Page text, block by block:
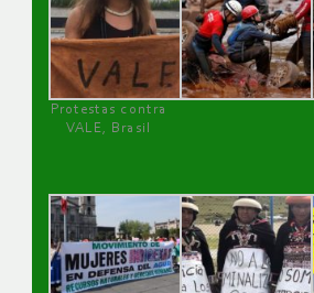
Protestas contra
VALE, Brasil